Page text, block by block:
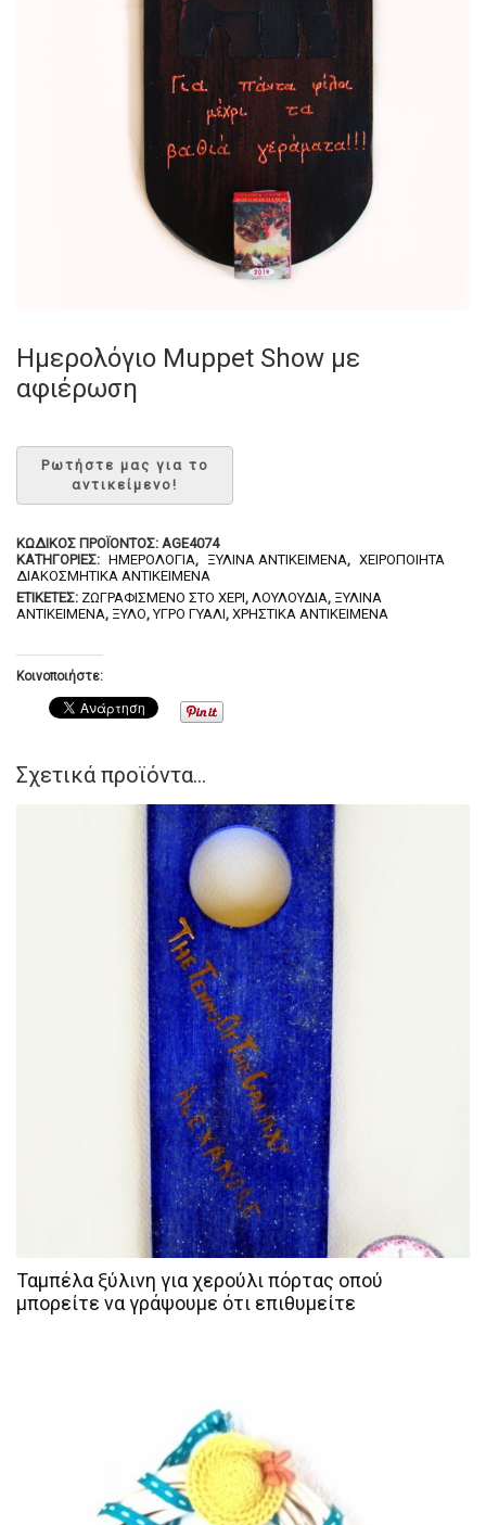
Ημερολόγιο Muppet Show με
αφιέρωση
ΚΩΔΙΚΌΣ ΠΡΟΪΌΝΤΟΣ: AGE4074
ΚΑΤΗΓΟΡΊΕΣ: ΗΜΕΡΟΛΌΓΙΑ, ΞΎΛΙΝΑ ΑΝΤΙΚΕΊΜΕΝΑ, ΧΕΙΡΟΠΟΊΗΤΑ
ΔΙΑΚΟΣΜΗΤΙΚΆ ΑΝΤΙΚΕΊΜΕΝΑ
ΕΤΙΚΈΤΕΣ: ΖΩΓΡΑΦΙΣΜΈΝΟ ΣΤΟ ΧΈΡΙ, ΛΟΥΛΟΎΔΙΑ, ΞΎΛΙΝΑ
ΑΝΤΙΚΕΊΜΕΝΆ, ΞΎΛΟ,ΥΓΡΌ ΓΥΑΛΊ, ΧΡΗΣΤΙΚΆ ΑΝΤΙΚΕΊΜΕΝΑ
Κοινοποιήστε:
Σχετικά προϊόντα...
Ταμπέλα ξύλινη για χερούλι πόρτας οπού
μπορείτε να γράψουμε ότι επιθυμείτε